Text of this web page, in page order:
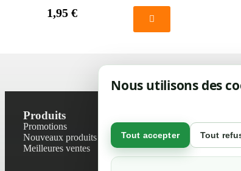
Nous utilisons des
Tout accepter Tout
1,95 €
Produits
Promotions
Nouveaux produits
Meilleures ventes
Plan